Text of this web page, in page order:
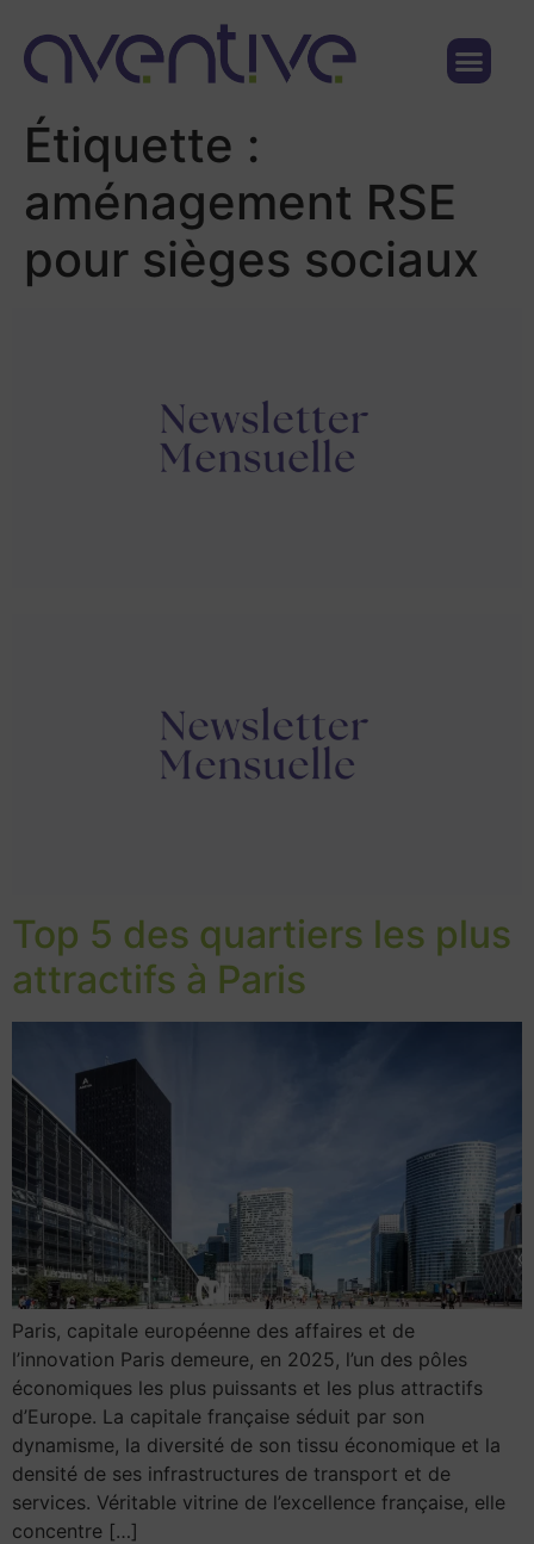
Étiquette :
aménagement RSE
pour sièges sociaux
Top 5 des quartiers les plus
attractifs à Paris
Paris, capitale européenne des affaires et de
l’innovation Paris demeure, en 2025, l’un des pôles
économiques les plus puissants et les plus attractifs
d’Europe. La capitale française séduit par son
dynamisme, la diversité de son tissu économique et la
densité de ses infrastructures de transport et de
services. Véritable vitrine de l’excellence française, elle
concentre […]